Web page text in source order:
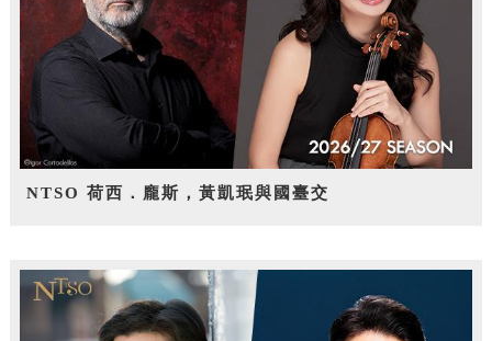
NTSO 荷西．龐斯，黃凱珉與國臺交